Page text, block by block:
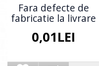
Fara defecte de
fabricatie la livrare
0,01LEI